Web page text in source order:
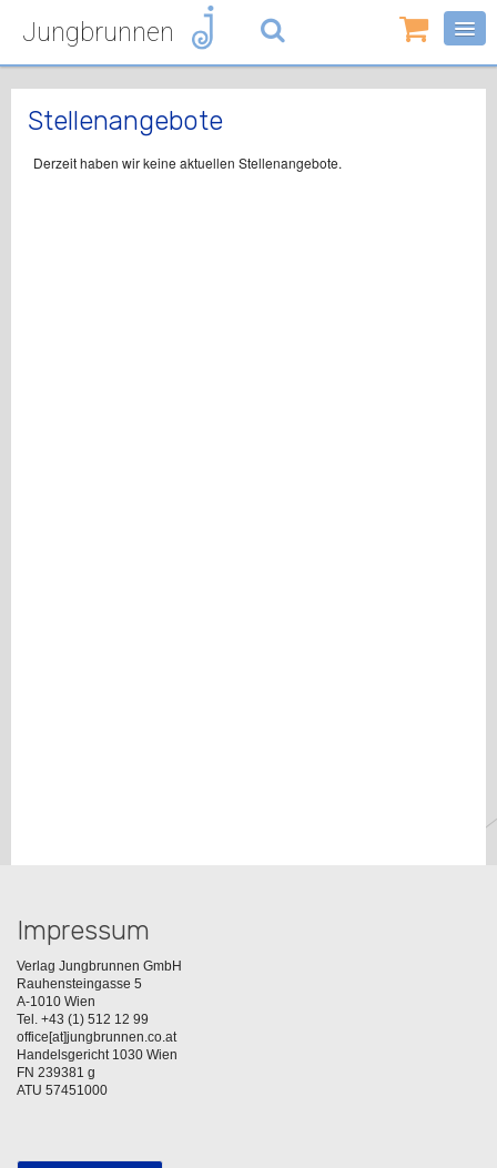
Jungbrunnen
0
Artikel
-
Stellenangebote
Derzeit haben wir keine aktuellen Stellenangebote.
Impressum
Verlag Jungbrunnen GmbH
Rauhensteingasse 5
A-1010 Wien
Tel. +43 (1) 512 12 99
office[at]jungbrunnen.co.at
Handelsgericht 1030 Wien
FN 239381 g
ATU 57451000